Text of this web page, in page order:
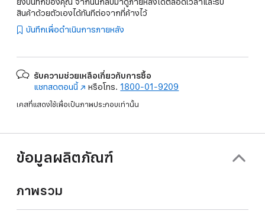
สินค้าด้วยตัวเองได้ทันทีต่อจากที่ค้างไว้
บันทึกเพื่อดำเนินการภายหลัง
รับความช่วยเหลือเกี่ยวกับการซื้อ
แชทสดตอนนี้(เปิด
หน้าต่าง
หรือโทร. 1800-01-9209
เคสที่แสดงใช้เพื่อเป็นภาพประกอบเท่านั้น
ข้อมูลผลิตภัณฑ์
ภาพรวม